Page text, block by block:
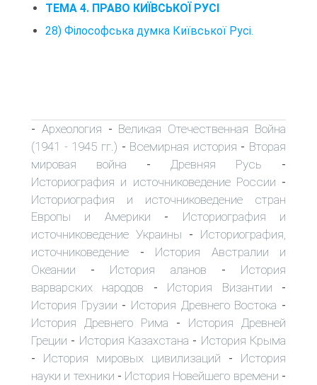
ТЕМА 4. ПРАВО КИЇВСЬКОЇ РУСІ
28) Філософська думка Київської Русі.
- Археология - Великая Отечественная Война
(1941 - 1945 гг.) - Всемирная история - Вторая
мировая война - Древняя Русь -
Историография и источниковедение России -
Историография и источниковедение стран
Европы и Америки - Историография и
источниковедение Украины - Историография,
источниковедение - История Австралии и
Океании - История аланов - История
варварских народов - История Византии -
История Грузии - История Древнего Востока -
История Древнего Рима - История Древней
Греции - История Казахстана - История Крыма
- История мировых цивилизаций - История
науки и техники - История Новейшего времени -